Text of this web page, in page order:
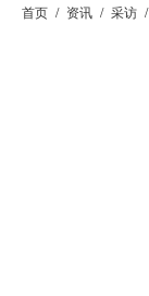
首页 / 资讯 / 采访 /